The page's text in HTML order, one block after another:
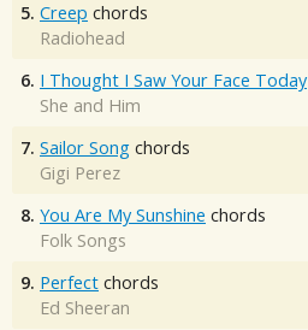
5. Creep chords
Radiohead
6. I Thought I Saw Your Face Today
She and Him
7. Sailor Song chords
Gigi Perez
8. You Are My Sunshine chords
Folk Songs
9. Perfect chords
Ed Sheeran